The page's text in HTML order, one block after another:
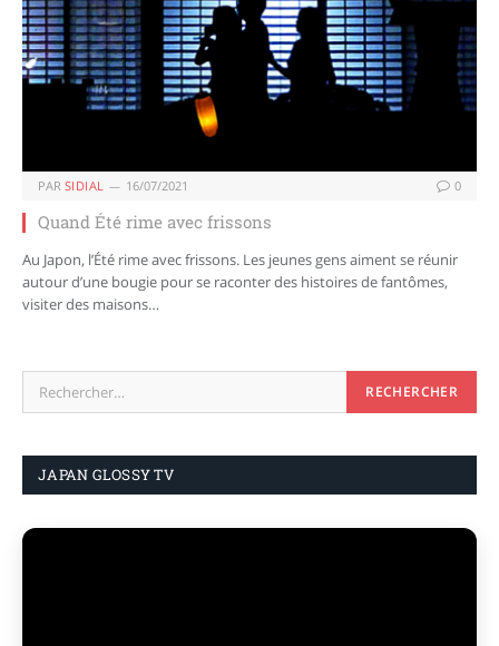
PAR SIDIAL 16/07/2021 0
Quand Été rime avec frissons
Au Japon, l’Été rime avec frissons. Les jeunes gens aiment se réunir
autour d’une bougie pour se raconter des histoires de fantômes,
visiter des maisons…
JAPAN GLOSSY TV